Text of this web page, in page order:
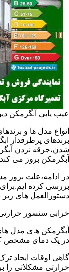
عیب یابی آبگرمکن
انواع مدل ها و
برندهای پرطرفدار
شدن،جرقه نزدن
آبگرمکن بروز می
در ادامه،علت بروز
بررسی کرده ایم.برای
دستورالعمل های زیر
خرابی سنسور
آبگرمکن های مدل
در یک دمای مشخص که
گاهی اوقات ایجاد
حرارتی مشکلاتی را